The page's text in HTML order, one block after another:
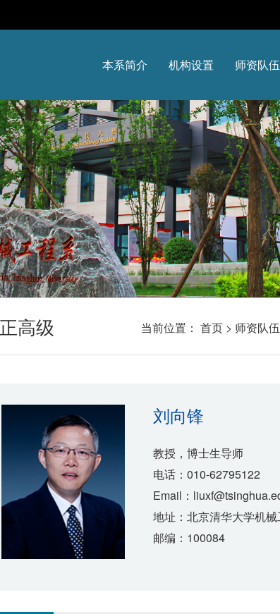
本系简介 机构设置 师资队伍
正高级 当前位置： 首页 > 师资队伍
刘向锋
教授，博士生导师
电话：010-62795122
Email：
地址：北京清华大学机械
邮编：100084